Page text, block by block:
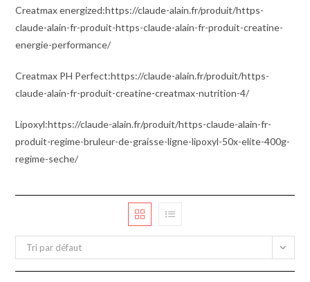
Creatmax energized:https://claude-alain.fr/produit/https-
claude-alain-fr-produit-https-claude-alain-fr-produit-creatine-
energie-performance/
Creatmax PH Perfect:https://claude-alain.fr/produit/https-
claude-alain-fr-produit-creatine-creatmax-nutrition-4/
Lipoxyl:https://claude-alain.fr/produit/https-claude-alain-fr-
produit-regime-bruleur-de-graisse-ligne-lipoxyl-50x-elite-400g-
regime-seche/
Tri par défaut